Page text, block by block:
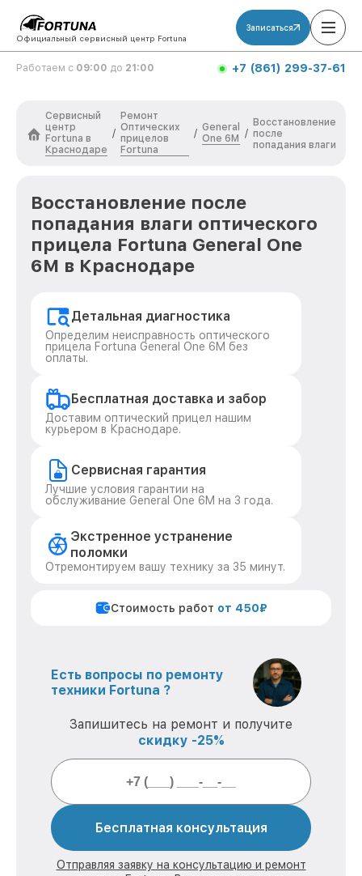
Официальный сервисный центр Fortuna
Записаться
Работаем с 09:00 до 21:00 +7 (861) 299-37-61
Сервисный
центр
Fortuna в
Краснодаре
/
Ремонт
Оптических
прицелов
Fortuna
/
General
One 6M
/
Восстановление
после
попадания влаги
Восстановление после
попадания влаги оптического
прицела Fortuna General One
6M в Краснодаре
Детальная диагностика
Определим неисправность оптического
прицела Fortuna General One 6M без
оплаты.
Бесплатная доставка и забор
Доставим оптический прицел нашим
курьером в Краснодаре.
Сервисная гарантия
Лучшие условия гарантии на
обслуживание General One 6M на 3 года.
Экстренное устранение
поломки
Отремонтируем вашу технику за 35 минут.
Стоимость работ от 450₽
Есть вопросы по ремонту
техники Fortuna ?
Запишитесь на ремонт и получите
скидку -25%
Бесплатная консультация
Отправляя заявку на консультацию и ремонт